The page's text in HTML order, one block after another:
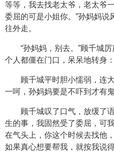
等等，我去找老太爷，老太爷
委屈的可是小姐你。”孙妈妈
往外走。
“孙妈妈，别去。”顾千城
个人都僵在门口，呆呆地转身：
顾千城平时胆小懦弱，连
一呵，孙妈妈要是不吓到才有鬼
顾千城叹了口气，放缓了
生的事，我固然受了委屈，可
在气头上，你这个时候去找他
如果真心想要帮我，就按我说